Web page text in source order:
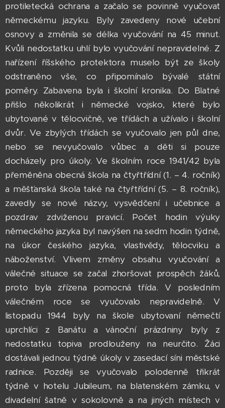
protiletecká ochrana a začalo se povinně vyučovat
německému jazyku. Byly zavedeny nové učební
osnovy a změnila se délka vyučování na 45 minut.
Kvůli nedostatku uhlí bylo vyučování nepravidelné. Z
nařízení říšského protektora muselo být ze školy
odstraněno vše, co připomínalo bývalé státní
poměry. Zabavena byla i školní kronika. Do Blatné
přišlo několikrát i německé vojsko, které bylo
ubytované v tělocvičně, ve třídách a užívalo i školní
dvůr. Ve zbylých třídách se vyučovalo jen půl dne,
nebo se nevyučovalo vůbec a děti si pouze
docházely pro úkoly. Ve školním roce 1941/42 byla
přeměněna obecná škola na čtyřtřídní (1. – 4. ročník)
a měšťanská škola také na čtyřtřídní (5. – 8. ročník),
zavedly se nové názvy, vysvědčení i učebnice a
pozdrav zdviženou pravicí. Počet hodin výuky
německého jazyka byl navýšen na sedm hodin týdně,
na úkor českého jazyka, vlastivědy, tělocviku a
náboženství. Vlivem změny obsahu vyučování a
válečné situace se začal zhoršovat prospěch žáků,
proto byla zřízena pomocná třída. V posledním
válečném roce se vyučovalo nepravidelně. V
listopadu 1944 byly na škole ubytovaní němečtí
uprchlíci z Banátu a vánoční prázdniny byly z
nedostatku topiva prodlouženy na neurčito. Žáci
dostávali jednou týdně úkoly v zasedací síni městské
radnice. Později se vyučovalo polodenně třikrát
týdně v hotelu Jubileum, na blatenském zámku, v
divadelní šatně v sokolovně a na jiných místech v